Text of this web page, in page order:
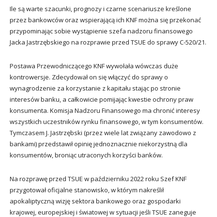
Ile są warte szacunki, prognozy i czarne scenariusze kreślone
przez bankowców oraz wspierającą ich KNF można się przekonać
przypominając sobie wystąpienie szefa nadzoru finansowego
Jacka Jastrzębskiego na rozprawie przed TSUE do sprawy C-520/21.
Postawa Przewodniczącego KNF wywołała wówczas duże
kontrowersje. Zdecydował on się włączyć do sprawy o
wynagrodzenie za korzystanie z kapitału stając po stronie
interesów banku, a całkowicie pomijając kwestie ochrony praw
konsumenta. Komisja Nadzoru Finansowego ma chronić interesy
wszystkich uczestników rynku finansowego, w tym konsumentów.
Tymczasem J. Jastrzębski (przez wiele lat związany zawodowo z
bankami) przedstawił opinię jednoznacznie niekorzystną dla
konsumentów, broniąc utraconych korzyści banków.
Na rozprawę przed TSUE w październiku 2022 roku Szef KNF
przygotował oficjalne stanowisko, w którym nakreślił
apokaliptyczną wizję sektora bankowego oraz gospodarki
krajowej, europejskiej i światowej w sytuacji jeśli TSUE zaneguje